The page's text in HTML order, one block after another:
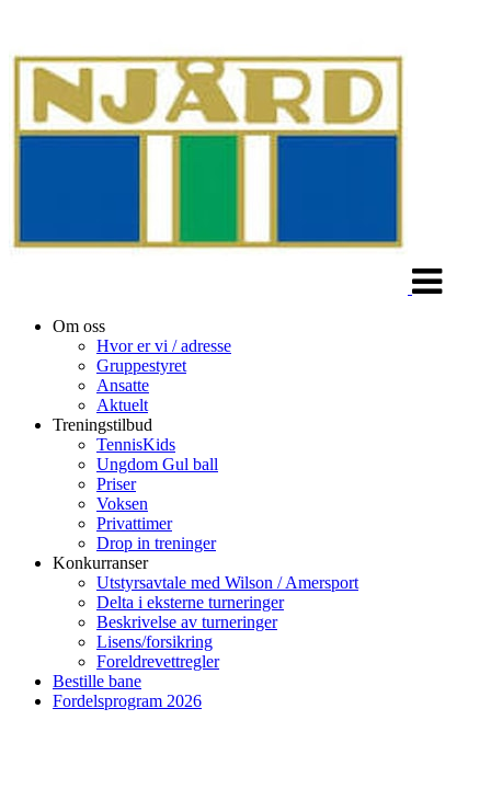
Om oss
Hvor er vi / adresse
Gruppestyret
Ansatte
Aktuelt
Treningstilbud
TennisKids
Ungdom Gul ball
Priser
Voksen
Privattimer
Drop in treninger
Konkurranser
Utstyrsavtale med Wilson / Amersport
Delta i eksterne turneringer
Beskrivelse av turneringer
Lisens/forsikring
Foreldrevettregler
Bestille bane
Fordelsprogram 2026